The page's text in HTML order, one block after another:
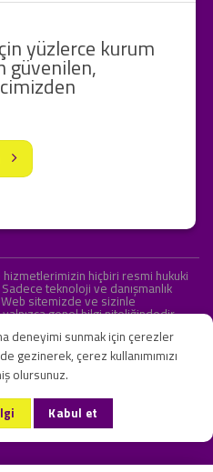
yüzlerce kurum
güvenilen,
hiçbiri resmi hukuki
teknoloji ve danışmanlık
sitemizde ve sizinle
genel bilgi niteliğindedir.
S.S.S. İletişim
ve Ticaret A.Ş.
deneyimi sunmak için çerezler
gezinerek, çerez kullanımımızı
olursunuz.
Kabul et